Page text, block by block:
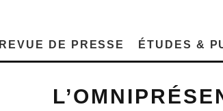
REVUE DE PRESSE ÉTUDES &